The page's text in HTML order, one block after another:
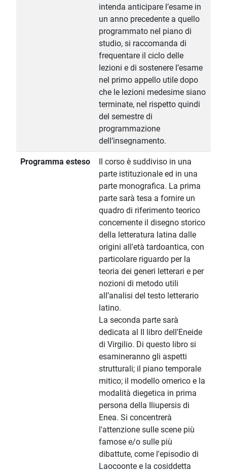
intenda anticipare l’esame in
un anno precedente a quello
programmato nel piano di
studio, si raccomanda di
frequentare il ciclo delle
lezioni e di sostenere l’esame
nel primo appello utile dopo
che le lezioni medesime siano
terminate, nel rispetto quindi
del semestre di
programmazione
dell’insegnamento.
Programma esteso
Il corso è suddiviso in una
parte istituzionale ed in una
parte monografica. La prima
parte sarà tesa a fornire un
quadro di riferimento teorico
concernente il disegno storico
della letteratura latina dalle
origini all'età tardoantica, con
particolare riguardo per la
teoria dei generi letterari e per
nozioni di metodo utili
all’analisi del testo letterario
latino.
La seconda parte sarà
dedicata al II libro dell'Eneide
di Virgilio. Di questo libro si
esamineranno gli aspetti
strutturali; il piano temporale
mitico; il modello omerico e la
modalità diegetica in prima
persona della Iliupersis di
Enea. Si concentrerà
l'attenzione sulle scene più
famose e/o sulle più
dibattute, come l'episodio di
Laocoonte e la cosiddetta